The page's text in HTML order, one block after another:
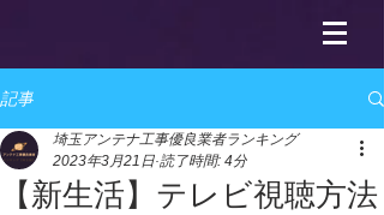
記事
【新生活】テレビ視聴方法
埼玉アンテナ工事優良業者ランキング
2023年3月21日 読了時間: 4分